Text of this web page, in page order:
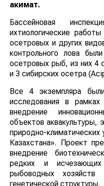
ихтиологические
осетровых и других
контрольного лова
осетровых рыб, из них 4
и 3 сибирских осетра
Все 4 экземпляра
исследования в
внедрение
объектов аквакультуры,
природно-
регионов
разработку и
формирования редких
условиях рыбоводных
их генетической